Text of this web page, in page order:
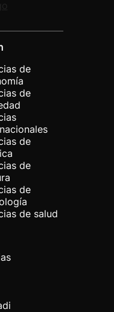
de
de
de
de
de
de salud